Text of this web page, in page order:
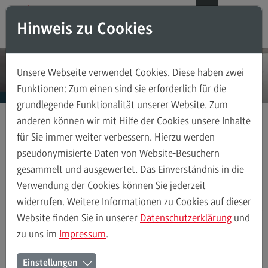
Direkt zum Inhalt
Direkt zum Hauptmenu
Direkt zum Footer
Modul-O-Mat
Masterstudiengänge
Accounting, Controlling, Taxation
Accounting, Controlling, Taxation
Modulangebot
Berufsperspektiven
Kontakt
Advanced Practice in Healthcare
Advanced Practice in Healthcare
Rahmenbedingungen
Masterstudiengänge Maschinenbau
Modulangebot
Maschinenbau für Quereinsteiger
Master Maschinenbau für
Hinweis zu Cookies
Unsere Webseite verwendet Cookies. Diese haben zwei
Funktionen: Zum einen sind sie erforderlich für die
grundlegende Funktionalität unserer Website. Zum
anderen können wir mit Hilfe der Cookies unsere Inhalte
für Sie immer weiter verbessern. Hierzu werden
pseudonymisierte Daten von Website-Besuchern
gesammelt und ausgewertet. Das Einverständnis in die
Verwendung der Cookies können Sie jederzeit
widerrufen. Weitere Informationen zu Cookies auf dieser
Website finden Sie in unserer Datenschutzerklärung und
zu uns im Impressum.
Einstellungen